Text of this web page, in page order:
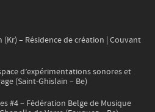
(Kr) – Résidence de création | Couvant
d’expérimentations sonores et
(Saint-Ghislain – Be)
#4 – Fédération Belge de Musique